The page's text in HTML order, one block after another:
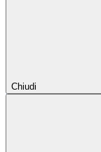
Chiudi